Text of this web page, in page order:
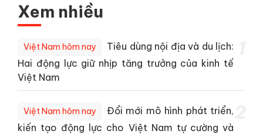
Xem nhiều
Việt Nam hôm nay
Tiêu dùng nội địa và du lịch:
Hai động lực giữ nhịp tăng trưởng của kinh tế
Việt Nam
Việt Nam hôm nay
Đổi mới mô hình phát triển,
kiến tạo động lực cho Việt Nam tự cường và